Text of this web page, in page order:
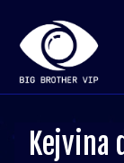
Kejvina